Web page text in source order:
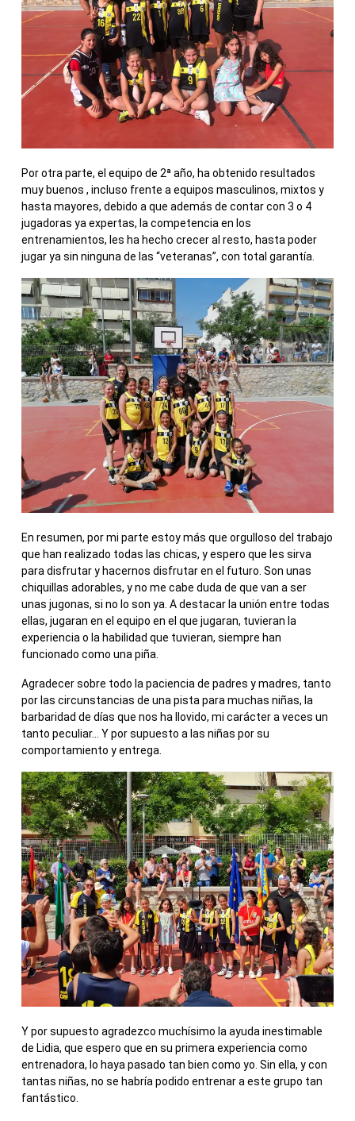
Por otra parte, el equipo de 2ª año, ha obtenido resultados
muy buenos , incluso frente a equipos masculinos, mixtos y
hasta mayores, debido a que además de contar con 3 o 4
jugadoras ya expertas, la competencia en los
entrenamientos, les ha hecho crecer al resto, hasta poder
jugar ya sin ninguna de las “veteranas”, con total garantía.
En resumen, por mi parte estoy más que orgulloso del trabajo
que han realizado todas las chicas, y espero que les sirva
para disfrutar y hacernos disfrutar en el futuro. Son unas
chiquillas adorables, y no me cabe duda de que van a ser
unas jugonas, si no lo son ya. A destacar la unión entre todas
ellas, jugaran en el equipo en el que jugaran, tuvieran la
experiencia o la habilidad que tuvieran, siempre han
funcionado como una piña.
Agradecer sobre todo la paciencia de padres y madres, tanto
por las circunstancias de una pista para muchas niñas, la
barbaridad de días que nos ha llovido, mi carácter a veces un
tanto peculiar… Y por supuesto a las niñas por su
comportamiento y entrega.
Y por supuesto agradezco muchísimo la ayuda inestimable
de Lidia, que espero que en su primera experiencia como
entrenadora, lo haya pasado tan bien como yo. Sin ella, y con
tantas niñas, no se habría podido entrenar a este grupo tan
fantástico.